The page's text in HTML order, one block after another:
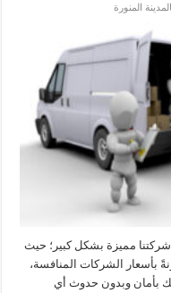
المنورة
مميزة بشكل كبير؛ حيث
بأسعار الشركات المنافسة،
بأمان وبدون حدوث أي